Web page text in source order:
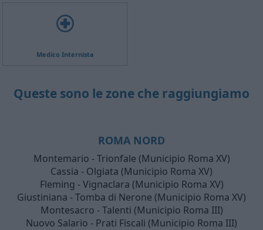
Medico Internista
Queste sono le zone che raggiungiamo
ROMA NORD
Montemario - Trionfale (Municipio Roma XV)
Cassia - Olgiata (Municipio Roma XV)
Fleming - Vignaclara (Municipio Roma XV)
Giustiniana - Tomba di Nerone (Municipio Roma XV)
Montesacro - Talenti (Municipio Roma III)
Nuovo Salario - Prati Fiscali (Municipio Roma III)